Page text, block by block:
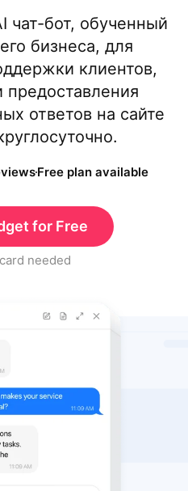
чат-бот, обученный
бизнеса, для
клиентов,
предоставления
ответов на сайте
Free plan available
for Free
needed